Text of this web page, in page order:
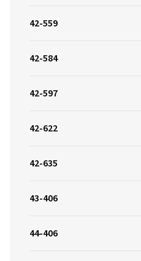
42-559
42-584
42-597
42-622
42-635
43-406
44-406